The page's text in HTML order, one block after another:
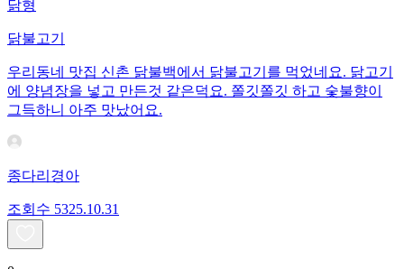
닭형
닭불고기
우리동네 맛집 신촌 닭불백에서 닭불고기를 먹었네요. 닭고기
에 양념장을 넣고 만든것 같은덕요. 쫄깃쫄깃 하고 숯불향이
그득하니 아주 맛났어요.
종다리경아
조회수 5325.10.31